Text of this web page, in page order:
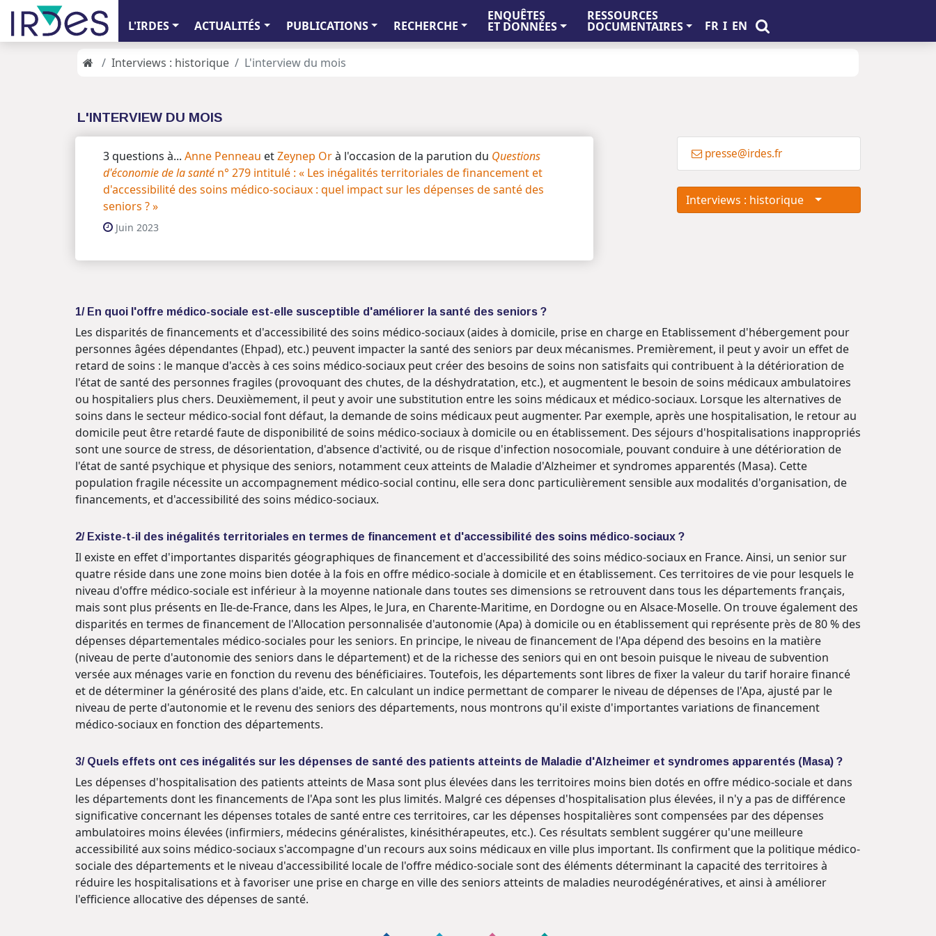
L'IRDES ACTUALITÉS PUBLICATIONS RECHERCHE
ENQUÊTES
ET DONNÉES
RESSOURCES
DOCUMENTAIRES FR I EN
Interviews : historique L'interview du mois
L'INTERVIEW DU MOIS
3 questions à... Anne Penneau etZeynep Orà l'occasion de la parution du Questions
d'économie de la santé n° 279 intitulé : « Les inégalités territoriales de financement et
d'accessibilité des soins médico-sociaux : quel impact sur les dépenses de santé des
seniors ? »
Juin 2023
presse@irdes.fr
Interviews : historique
1/ En quoi l'offre médico-sociale est-elle susceptible d'améliorer la santé des seniors ?
Les disparités de financements et d'accessibilité des soins médico-sociaux (aides à domicile, prise en charge en Etablissement d'hébergement pour
personnes âgées dépendantes (Ehpad), etc.) peuvent impacter la santé des seniors par deux mécanismes. Premièrement, il peut y avoir un effet de
retard de soins : le manque d'accès à ces soins médico-sociaux peut créer des besoins de soins non satisfaits qui contribuent à la détérioration de
l'état de santé des personnes fragiles (provoquant des chutes, de la déshydratation, etc.), et augmentent le besoin de soins médicaux ambulatoires
ou hospitaliers plus chers. Deuxièmement, il peut y avoir une substitution entre les soins médicaux et médico-sociaux. Lorsque les alternatives de
soins dans le secteur médico-social font défaut, la demande de soins médicaux peut augmenter. Par exemple, après une hospitalisation, le retour au
domicile peut être retardé faute de disponibilité de soins médico-sociaux à domicile ou en établissement. Des séjours d'hospitalisations inappropriés
sont une source de stress, de désorientation, d'absence d'activité, ou de risque d'infection nosocomiale, pouvant conduire à une détérioration de
l'état de santé psychique et physique des seniors, notamment ceux atteints de Maladie d'Alzheimer et syndromes apparentés (Masa). Cette
population fragile nécessite un accompagnement médico-social continu, elle sera donc particulièrement sensible aux modalités d'organisation, de
financements, et d'accessibilité des soins médico-sociaux.
2/ Existe-t-il des inégalités territoriales en termes de financement et d'accessibilité des soins médico-sociaux ?
Il existe en effet d'importantes disparités géographiques de financement et d'accessibilité des soins médico-sociaux en France. Ainsi, un senior sur
quatre réside dans une zone moins bien dotée à la fois en offre médico-sociale à domicile et en établissement. Ces territoires de vie pour lesquels le
niveau d'offre médico-sociale est inférieur à la moyenne nationale dans toutes ses dimensions se retrouvent dans tous les départements français,
mais sont plus présents en Ile-de-France, dans les Alpes, le Jura, en Charente-Maritime, en Dordogne ou en Alsace-Moselle. On trouve également des
disparités en termes de financement de l'Allocation personnalisée d'autonomie (Apa) à domicile ou en établissement qui représente près de 80 % des
dépenses départementales médico-sociales pour les seniors. En principe, le niveau de financement de l'Apa dépend des besoins en la matière
(niveau de perte d'autonomie des seniors dans le département) et de la richesse des seniors qui en ont besoin puisque le niveau de subvention
versée aux ménages varie en fonction du revenu des bénéficiaires. Toutefois, les départements sont libres de fixer la valeur du tarif horaire financé
et de déterminer la générosité des plans d'aide, etc. En calculant un indice permettant de comparer le niveau de dépenses de l'Apa, ajusté par le
niveau de perte d'autonomie et le revenu des seniors des départements, nous montrons qu'il existe d'importantes variations de financement
médico-sociaux en fonction des départements.
3/ Quels effets ont ces inégalités sur les dépenses de santé des patients atteints de Maladie d'Alzheimer et syndromes apparentés (Masa) ?
Les dépenses d'hospitalisation des patients atteints de Masa sont plus élevées dans les territoires moins bien dotés en offre médico-sociale et dans
les départements dont les financements de l'Apa sont les plus limités. Malgré ces dépenses d'hospitalisation plus élevées, il n'y a pas de différence
significative concernant les dépenses totales de santé entre ces territoires, car les dépenses hospitalières sont compensées par des dépenses
ambulatoires moins élevées (infirmiers, médecins généralistes, kinésithérapeutes, etc.). Ces résultats semblent suggérer qu'une meilleure
accessibilité aux soins médico-sociaux s'accompagne d'un recours aux soins médicaux en ville plus important. Ils confirment que la politique médico-
sociale des départements et le niveau d'accessibilité locale de l'offre médico-sociale sont des éléments déterminant la capacité des territoires à
réduire les hospitalisations et à favoriser une prise en charge en ville des seniors atteints de maladies neurodégénératives, et ainsi à améliorer
l'efficience allocative des dépenses de santé.